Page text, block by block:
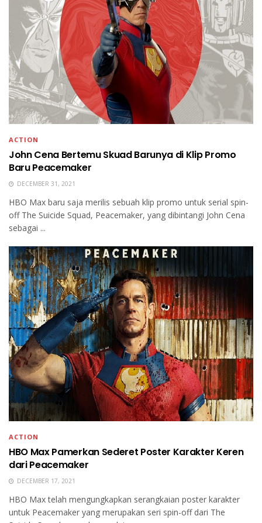
ACTION
John Cena Bertemu Skuad Barunya di Klip Promo
Baru Peacemaker
DECEMBER 31, 2021
HBO Max baru saja merilis sebuah klip promo untuk serial spin-
off The Suicide Squad, Peacemaker, yang dibintangi John Cena
sebagai ...
ACTION
HBO Max Pamerkan Sederet Poster Karakter Keren
dari Peacemaker
DECEMBER 17, 2021
HBO Max telah mengungkapkan serangkaian poster karakter
untuk Peacemaker yang merupakan seri spin-off dari The